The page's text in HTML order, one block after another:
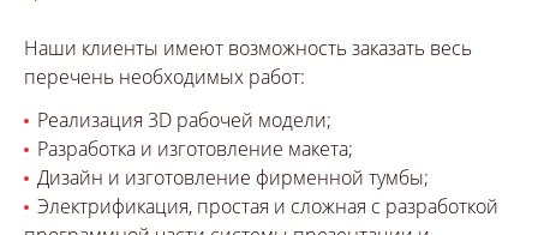
Наши клиенты имеют возможность заказать весь
перечень необходимых работ:
Реализация 3D рабочей модели;
Разработка и изготовление макета;
Дизайн и изготовление фирменной тумбы;
Электрификация, простая и сложная с разработкой